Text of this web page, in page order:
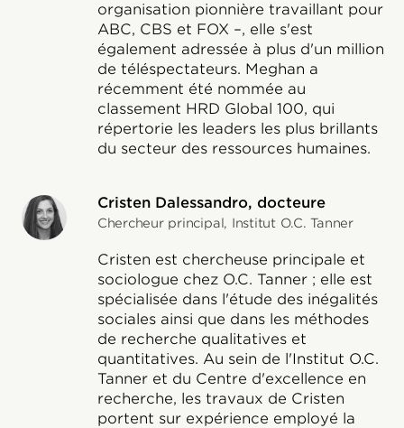
organisation pionnière travaillant pour
ABC, CBS et FOX –, elle s'est
également adressée à plus d'un million
de téléspectateurs. Meghan a
récemment été nommée au
classement HRD Global 100, qui
répertorie les leaders les plus brillants
du secteur des ressources humaines.
Cristen Dalessandro, docteure
Chercheur principal, Institut O.C. Tanner
Cristen est chercheuse principale et
sociologue chez O.C. Tanner ; elle est
spécialisée dans l'étude des inégalités
sociales ainsi que dans les méthodes
de recherche qualitatives et
quantitatives. Au sein de l'Institut O.C.
Tanner et du Centre d'excellence en
recherche, les travaux de Cristen
portent sur expérience employé la